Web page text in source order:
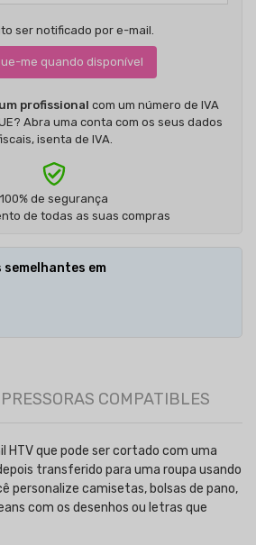
ser notificado por e-mail.
me quando disponível
profissional com um número de IVA
Abra uma conta com os seus dados
isenta de IVA.
100% de segurança
de todas as suas compras
em
COMPATIBLES
HTV que pode ser cortado com uma
transferido para uma roupa usando
personalize camisetas, bolsas de pano,
com os desenhos ou letras que